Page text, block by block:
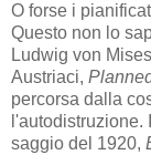
O forse i
Questo non lo
Ludwig von
Austriaci,
percorsa dalla
saggio del 1920,